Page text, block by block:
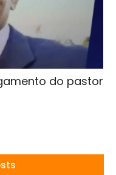
do pastor